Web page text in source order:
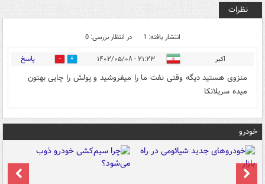
نظرات
انتشار یافته: 1 در انتظار بررسی: 0
اکبر ۲۱:۲۳ - ۱۴۰۲/۰۵/۰۸ 1 پاسخ
منزوی هستید دیگه وقتی نفت ما را میفروشید و پولش را چایی بهتون
میده سریلانکا
خودرو